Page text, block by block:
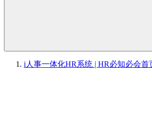
i人事一体化HR系统 | HR必知必会首